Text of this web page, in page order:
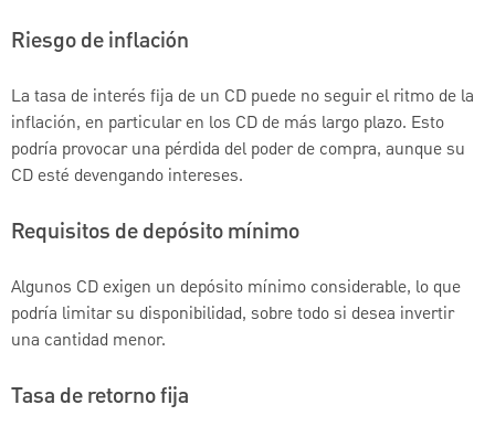
Riesgo de inflación
La tasa de interés fija de un CD puede no seguir el ritmo de la
inflación, en particular en los CD de más largo plazo. Esto
podría provocar una pérdida del poder de compra, aunque su
CD esté devengando intereses.
Requisitos de depósito mínimo
Algunos CD exigen un depósito mínimo considerable, lo que
podría limitar su disponibilidad, sobre todo si desea invertir
una cantidad menor.
Tasa de retorno fija